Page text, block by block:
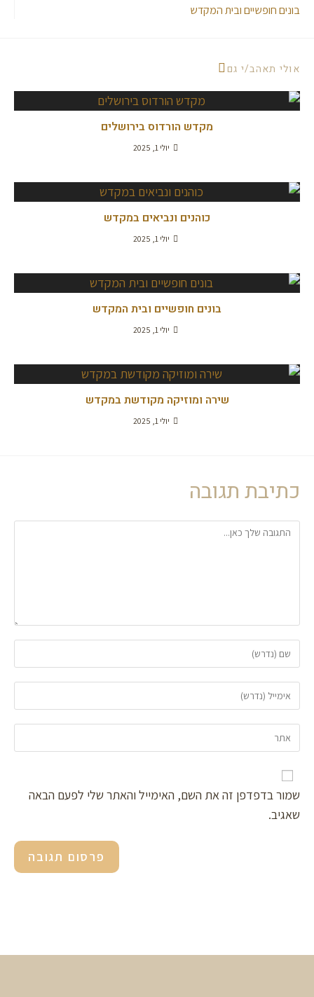
בונים חופשיים ובית המקדש
אולי תאהב/י גם
מקדש הורדוס בירושלים
יולי 1, 2025
כוהנים ונביאים במקדש
יולי 1, 2025
בונים חופשיים ובית המקדש
יולי 1, 2025
שירה ומוזיקה מקודשת במקדש
יולי 1, 2025
כתיבת תגובה
שמור בדפדפן זה את השם, האימייל והאתר שלי לפעם הבאה
שאגיב.